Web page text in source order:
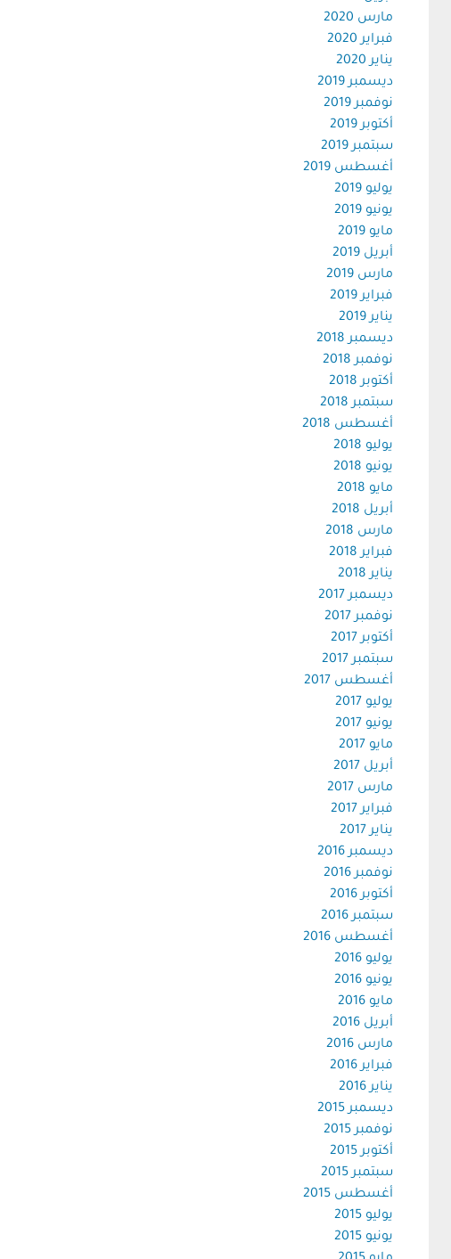
مارس 2020
فبراير 2020
يناير 2020
ديسمبر 2019
نوفمبر 2019
أكتوبر 2019
سبتمبر 2019
أغسطس 2019
يوليو 2019
يونيو 2019
مايو 2019
أبريل 2019
مارس 2019
فبراير 2019
يناير 2019
ديسمبر 2018
نوفمبر 2018
أكتوبر 2018
سبتمبر 2018
أغسطس 2018
يوليو 2018
يونيو 2018
مايو 2018
أبريل 2018
مارس 2018
فبراير 2018
يناير 2018
ديسمبر 2017
نوفمبر 2017
أكتوبر 2017
سبتمبر 2017
أغسطس 2017
يوليو 2017
يونيو 2017
مايو 2017
أبريل 2017
مارس 2017
فبراير 2017
يناير 2017
ديسمبر 2016
نوفمبر 2016
أكتوبر 2016
سبتمبر 2016
أغسطس 2016
يوليو 2016
يونيو 2016
مايو 2016
أبريل 2016
مارس 2016
فبراير 2016
يناير 2016
ديسمبر 2015
نوفمبر 2015
أكتوبر 2015
سبتمبر 2015
أغسطس 2015
يوليو 2015
يونيو 2015